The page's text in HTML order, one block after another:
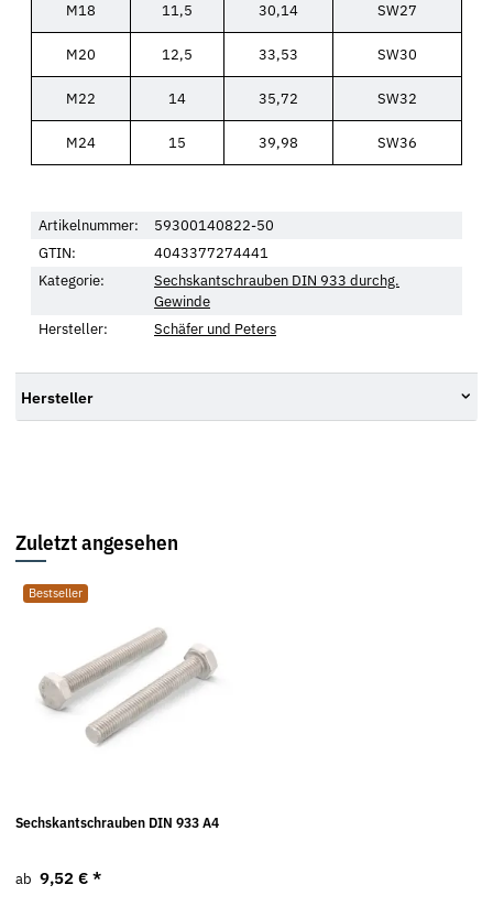
M18 11,5 30,14 SW27
M20 12,5 33,53 SW30
M22 14 35,72 SW32
M24 15 39,98 SW36
Artikelnummer:
59300140822-50
GTIN:
4043377274441
Kategorie:
Sechskantschrauben DIN 933 durchg.
Gewinde
Hersteller:
Schäfer und Peters
Hersteller
Zuletzt angesehen
Bestseller
Sechskantschrauben DIN 933 A4
ab 9,52 € *